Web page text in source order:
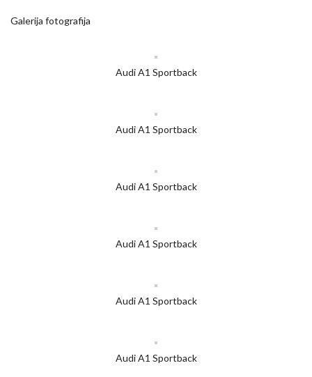
Galerija fotografija
Audi A1 Sportback
Audi A1 Sportback
Audi A1 Sportback
Audi A1 Sportback
Audi A1 Sportback
Audi A1 Sportback